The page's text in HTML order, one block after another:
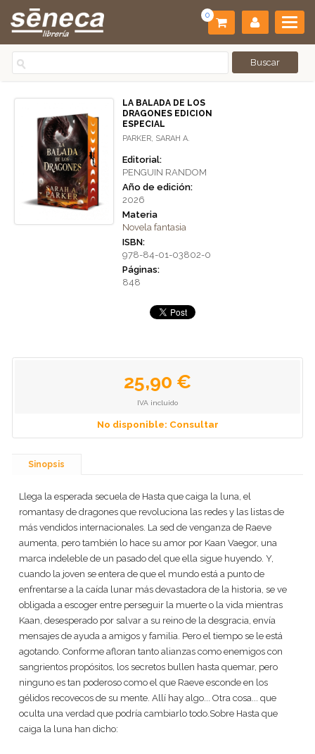
0
LA BALADA DE LOS
DRAGONES EDICION
ESPECIAL
PARKER, SARAH A.
Editorial:
PENGUIN RANDOM
Año de edición:
2026
Materia
Novela fantasia
ISBN:
978-84-01-03802-0
Páginas:
848
25,90 €
IVA incluido
No disponible: Consultar
Sinopsis
Llega la esperada secuela de Hasta que caiga la luna, el
romantasy de dragones que revoluciona las redes y las listas de
más vendidos internacionales. La sed de venganza de Raeve
aumenta, pero también lo hace su amor por Kaan Vaegor, una
marca indeleble de un pasado del que ella sigue huyendo. Y,
cuando la joven se entera de que el mundo está a punto de
enfrentarse a la caída lunar más devastadora de la historia, se ve
obligada a escoger entre perseguir la muerte o la vida mientras
Kaan, desesperado por salvar a su reino de la desgracia, envía
mensajes de ayuda a amigos y familia. Pero el tiempo se le está
agotando. Conforme afloran tanto alianzas como enemigos con
sangrientos propósitos, los secretos bullen hasta quemar, pero
ninguno es tan poderoso como el que Raeve esconde en los
gélidos recovecos de su mente. Allí hay algo... Otra cosa... que
oculta una verdad que podría cambiarlo todo.Sobre Hasta que
caiga la luna han dicho: